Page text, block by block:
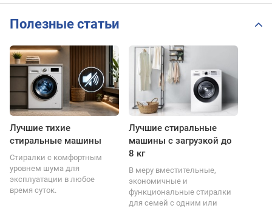
Полезные статьи
Лучшие тихие
стиральные машины
Стиралки с комфортным
уровнем шума для
эксплуатации в любое
время суток.
Лучшие стиральные
машины с загрузкой до
8 кг
В меру вместительные,
экономичные и
функциональные стиралки
для семей с одним или